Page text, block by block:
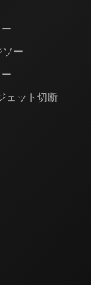
ソー
ェット切断